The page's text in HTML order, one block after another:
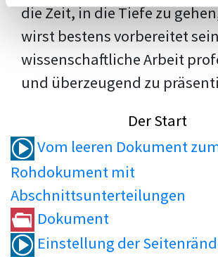
die Zeit, in die Tiefe zu
wirst bestens vorbereitet
wissenschaftliche Arbeit
und überzeugend zu
Der Start
Vom leeren Dokument
Rohdokument mit
Abschnittsunterteilungen
Dokument
Einstellung der